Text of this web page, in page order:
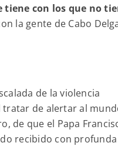
tiene con los que no
la gente de Cabo
de la violencia
de alertar al
de que el Papa
recibido con profunda